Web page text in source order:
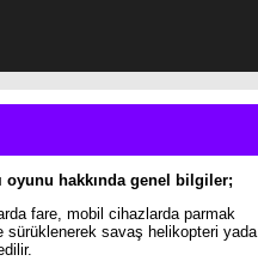
oyunu hakkında genel bilgiler;
fare, mobil cihazlarda parmak
sürüklenerek savaş helikopteri yada